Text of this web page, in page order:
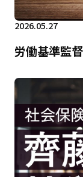
2026.05.27
労働基準監